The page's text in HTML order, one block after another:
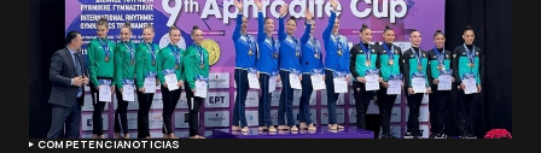
COMPETENCIANOTICIAS